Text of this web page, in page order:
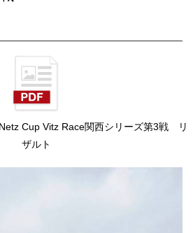
Cup Vitz Race関西シリーズ第3戦 リ
ザルト